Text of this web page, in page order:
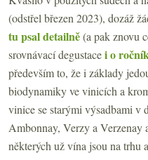
(odstřel březen 2023), dozáž
tu psal detailně(a pak znovu
srovnávací degustacei o
především to, že i základy
biodynamiky ve vinicích a
vinice se starými výsadbami v
Ambonnay, Verzy a Verzenay
některých už vína jsou na trhu